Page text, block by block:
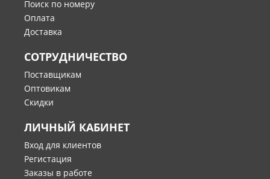
Поиск по номеру
Оплата
Доставка
СОТРУДНИЧЕСТВО
Поставщикам
Оптовикам
Скидки
ЛИЧНЫЙ КАБИНЕТ
Вход для клиентов
Регистация
Заказы в работе